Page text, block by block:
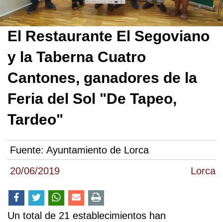
20/06/2019 Lorca
El Restaurante El Segoviano
y la Taberna Cuatro
Cantones, ganadores de la
Feria del Sol "De Tapeo,
Tardeo"
Fuente: Ayuntamiento de Lorca
Un total de 21 establecimientos han